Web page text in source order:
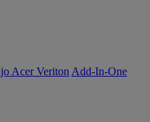
Acer Veriton Add-In-One